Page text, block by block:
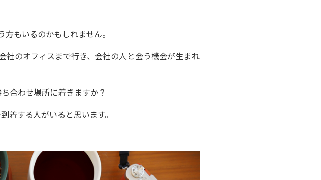
もいるのかもしれません。
のオフィスまで行き、会社の人と会う機会が生まれ
合わせ場所に着きますか？
着する人がいると思います。